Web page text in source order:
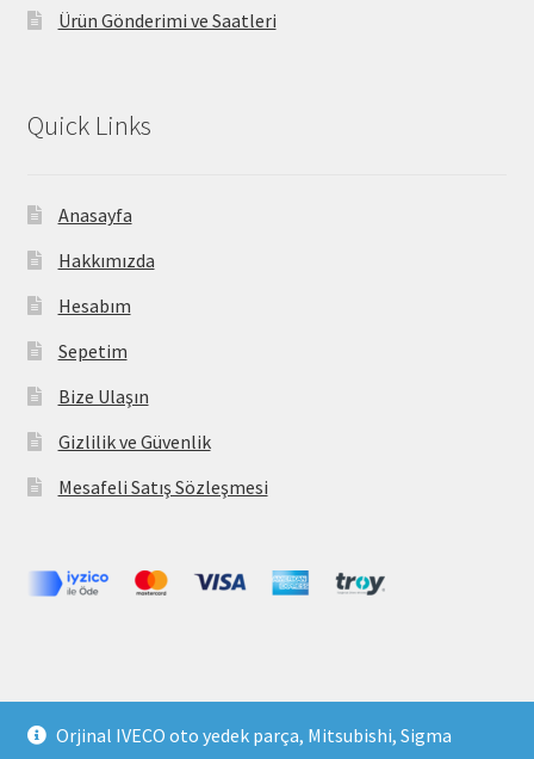
Orjinal IVECO oto yedek parça, Mitsubishi, Sigma
Ürün Gönderimi ve Saatleri
Quick Links
Anasayfa
Hakkımızda
Hesabım
Sepetim
Bize Ulaşın
Gizlilik ve Güvenlik
Mesafeli Satış Sözleşmesi
Copyright 2021 © parcavs.com Tüm hakları saklıdır. Kredi